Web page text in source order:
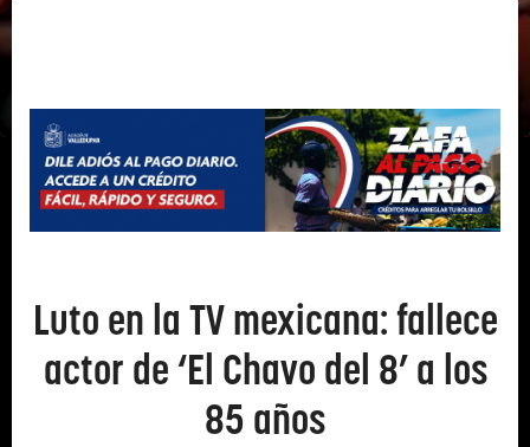
Luto en la TV mexicana: fallece
actor de ‘El Chavo del 8’ a los
85 años